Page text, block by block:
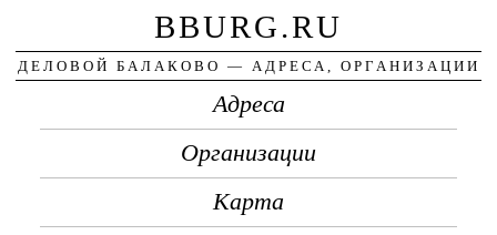
BBURG.RU
ДЕЛОВОЙ БАЛАКОВО — АДРЕСА, ОРГАНИЗАЦИИ
Адреса
Организации
Карта